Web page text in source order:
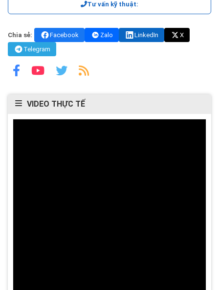
Tư vấn kỹ thuật:
Chia sẻ: Facebook Zalo LinkedIn
X
Telegram
VIDEO THỰC TẾ